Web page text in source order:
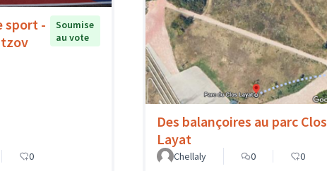
sport -
Soumise
au vote
0
Des balançoires au parc Clos
Layat
Chellaly
0 0